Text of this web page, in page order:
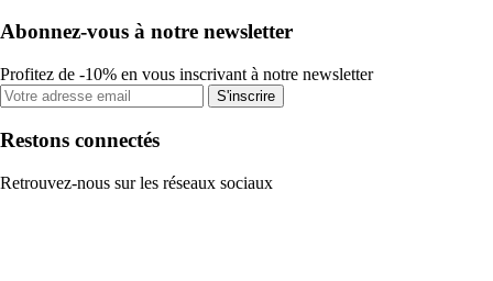
Abonnez-vous à notre newsletter
Profitez de -10% en vous inscrivant à notre newsletter
S'inscrire
Restons connectés
Retrouvez-nous sur les réseaux sociaux